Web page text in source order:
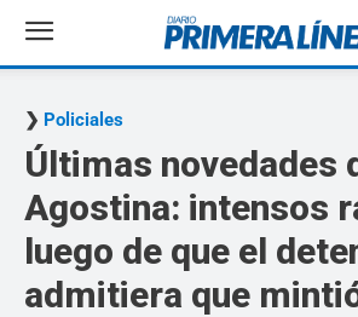
Policiales
Últimas novedades
Agostina: intensos
luego de que el
admitiera que